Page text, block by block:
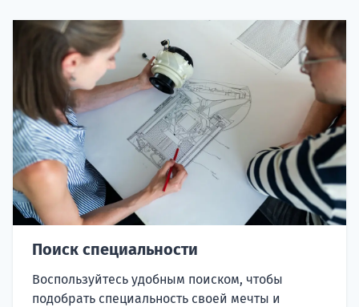
Поиск специальности
Воспользуйтесь удобным поиском, чтобы
подобрать специальность своей мечты и